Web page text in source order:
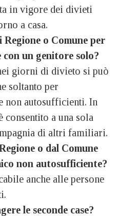
in vigore dei divieti
a casa.
o Comune per
un genitore solo?
giorni di divieto si può
soltanto per
non autosufficienti. In
consentito a una sola
di altri familiari.
o dal Comune
non autosufficiente?
anche alle persone
le seconde case?